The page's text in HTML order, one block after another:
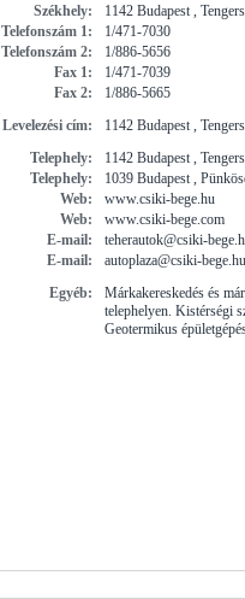
Székhely:
1142 Budapest ,
Telefonszám 1:
1/471-7030
Telefonszám 2:
1/886-5656
Fax 1:
1/471-7039
Fax 2:
1/886-5665
Levelezési cím:
1142 Budapest ,
Telephely:
1142 Budapest ,
Telephely:
1039 Budapest ,
Web:
www.csiki-bege.hu
Web:
www.csiki-bege.com
E-mail:
teherautok@csiki-
E-mail:
autoplaza@csiki-bege.hu
Egyéb:
Márkakereskedés és
telephelyen. Kistérségi
Geotermikus